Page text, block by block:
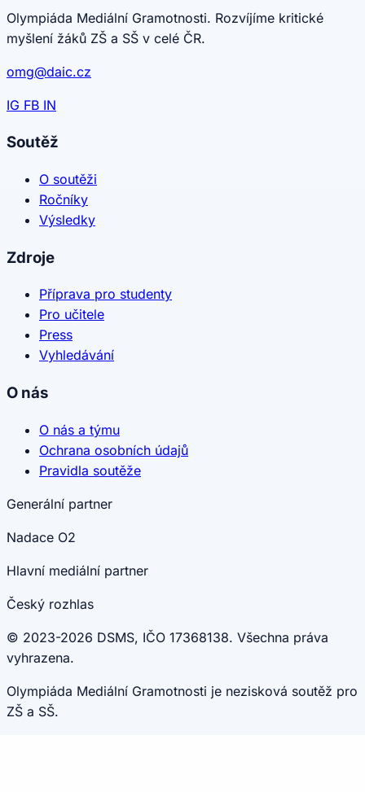
Olympiáda Mediální Gramotnosti. Rozvíjíme kritické
myšlení žáků ZŠ a SŠ v celé ČR.
omg@daic.cz
IG FB IN
Soutěž
O soutěži
Ročníky
Výsledky
Zdroje
Příprava pro studenty
Pro učitele
Press
Vyhledávání
O nás
O nás a týmu
Ochrana osobních údajů
Pravidla soutěže
Generální partner
Nadace O2
Hlavní mediální partner
Český rozhlas
© 2023-2026 DSMS, IČO 17368138. Všechna práva
vyhrazena.
Olympiáda Mediální Gramotnosti je nezisková soutěž pro
ZŠ a SŠ.